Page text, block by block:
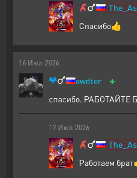
Спасибо👍
16 Июл 2026
owdter +
спасибо. РАБОТАЙТЕ
17 Июл 2026
Работаем